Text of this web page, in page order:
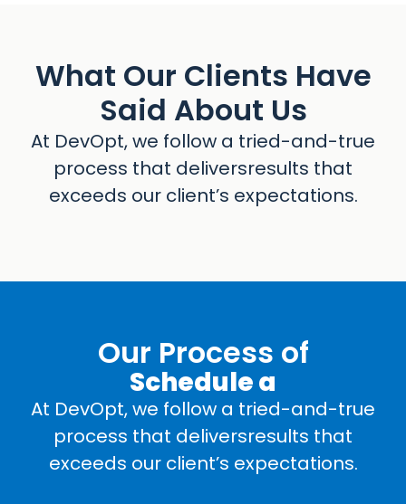
What Our Clients Have
Said About Us
At DevOpt, we follow a tried-and-true
process that deliversresults that
exceeds our client’s expectations.
Our Process of
Schedule a
At DevOpt, we follow a tried-and-true
process that deliversresults that
exceeds our client’s expectations.